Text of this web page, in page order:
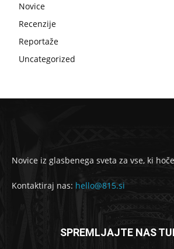
Novice
Recenzije
Reportaže
Uncategorized
Novice iz glasbenega sveta za vse, ki
Kontaktiraj nas: hello@815.si
SPREMLJAJTE NAS